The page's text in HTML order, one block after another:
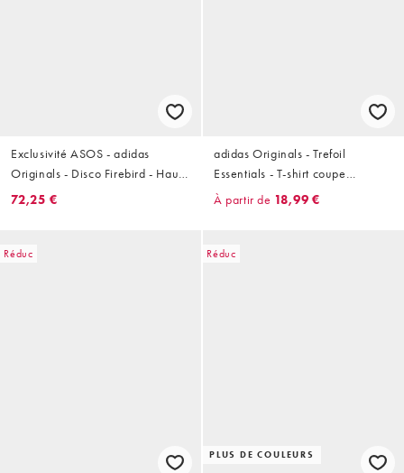
Exclusivité ASOS - adidas
Originals - Disco Firebird - Haut
de survêtement pailleté -
72,25 €
adidas Originals - Trefoil
Essentials - T-shirt coupe
boyfriend - Noir
À partir de 18,99 €
Réduc Réduc
PLUS DE COULEURS